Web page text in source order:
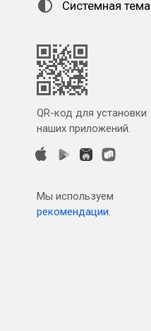
Системная тема
QR-код для установки
наших приложений.
Мы используем
рекомендации.